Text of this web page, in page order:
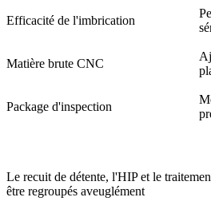
Efficacité de l'imbrication
Matière brute CNC
Package d'inspection
Le recuit de détente, l'HIP et le
être regroupés aveuglément